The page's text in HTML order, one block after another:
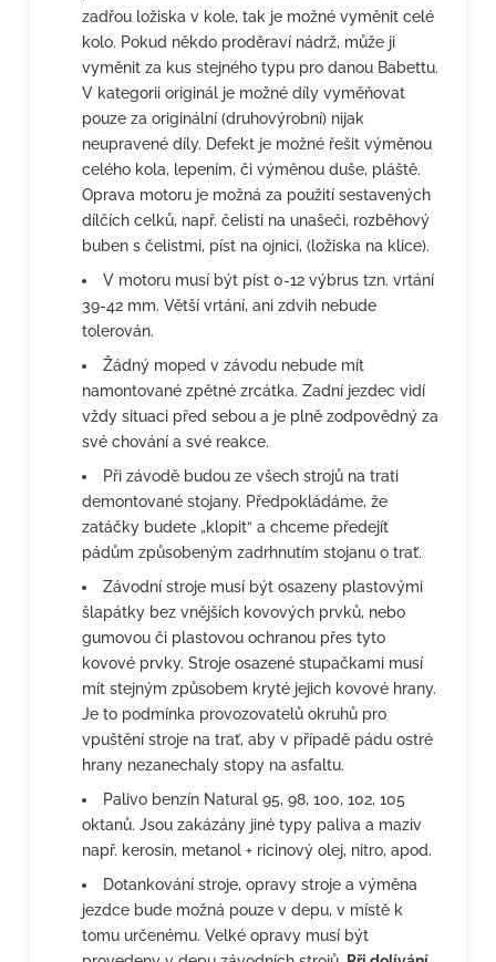
zadřou ložiska v kole, tak je možné vyměnit celé
kolo. Pokud někdo proděraví nádrž, může ji
vyměnit za kus stejného typu pro danou Babettu.
V kategorii originál je možné díly vyměňovat
pouze za originální (druhovýrobní) nijak
neupravené díly. Defekt je možné řešit výměnou
celého kola, lepením, či výměnou duše, pláště.
Oprava motoru je možná za použití sestavených
dílčích celků, např. čelisti na unašeči, rozběhový
buben s čelistmi, píst na ojnici, (ložiska na klice).
V motoru musí být píst 0-12 výbrus tzn. vrtání
39-42 mm. Větší vrtání, ani zdvih nebude
tolerován.
Žádný moped v závodu nebude mít
namontované zpětné zrcátka. Zadní jezdec vidí
vždy situaci před sebou a je plně zodpovědný za
své chování a své reakce.
Při závodě budou ze všech strojů na trati
demontované stojany. Předpokládáme, že
zatáčky budete „klopit“ a chceme předejít
pádům způsobeným zadrhnutím stojanu o trať.
Závodní stroje musí být osazeny plastovými
šlapátky bez vnějších kovových prvků, nebo
gumovou či plastovou ochranou přes tyto
kovové prvky. Stroje osazené stupačkami musí
mít stejným způsobem kryté jejich kovové hrany.
Je to podmínka provozovatelů okruhů pro
vpuštění stroje na trať, aby v případě pádu ostré
hrany nezanechaly stopy na asfaltu.
Palivo benzín Natural 95, 98, 100, 102, 105
oktanů. Jsou zakázány jiné typy paliva a maziv
např. kerosin, metanol + ricinový olej, nitro, apod.
Dotankování stroje, opravy stroje a výměna
jezdce bude možná pouze v depu, v místě k
tomu určenému. Velké opravy musí být